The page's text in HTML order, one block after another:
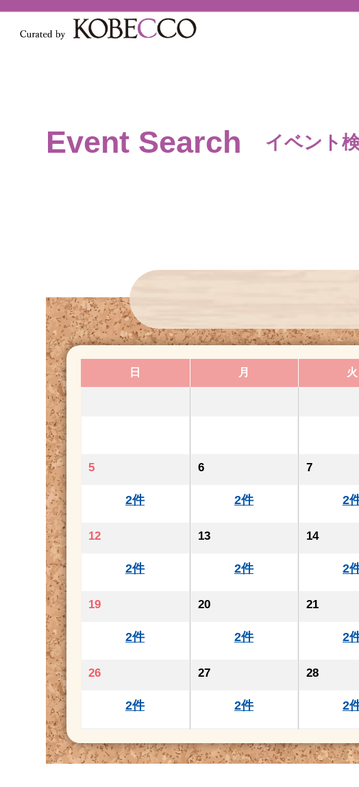
Event Search イベント
日 月 火
5
2件
6
2件
7
2
12
2件
13
2件
14
2
19
2件
20
2件
21
2
26
2件
27
2件
28
2